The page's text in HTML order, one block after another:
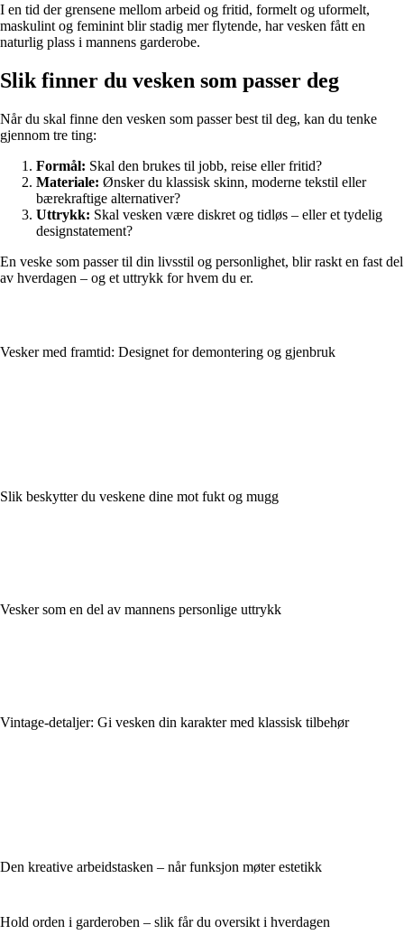
I en tid der grensene mellom arbeid og fritid, formelt og uformelt,
maskulint og feminint blir stadig mer flytende, har vesken fått en
naturlig plass i mannens garderobe.
Slik finner du vesken som passer deg
Når du skal finne den vesken som passer best til deg, kan du tenke
gjennom tre ting:
Formål: Skal den brukes til jobb, reise eller fritid?
Materiale: Ønsker du klassisk skinn, moderne tekstil eller
bærekraftige alternativer?
Uttrykk: Skal vesken være diskret og tidløs – eller et tydelig
designstatement?
En veske som passer til din livsstil og personlighet, blir raskt en fast del
av hverdagen – og et uttrykk for hvem du er.
Vesker med framtid: Designet for demontering og gjenbruk
Slik beskytter du veskene dine mot fukt og mugg
Vesker som en del av mannens personlige uttrykk
Vintage-detaljer: Gi vesken din karakter med klassisk tilbehør
Den kreative arbeidstasken – når funksjon møter estetikk
Hold orden i garderoben – slik får du oversikt i hverdagen